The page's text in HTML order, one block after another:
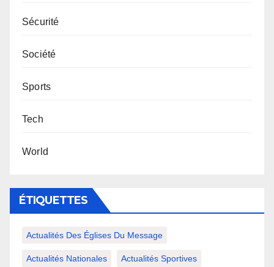
Sécurité
Société
Sports
Tech
World
ÉTIQUETTES
Actualités Des Églises Du Message
Actualités Nationales Actualités Sportives